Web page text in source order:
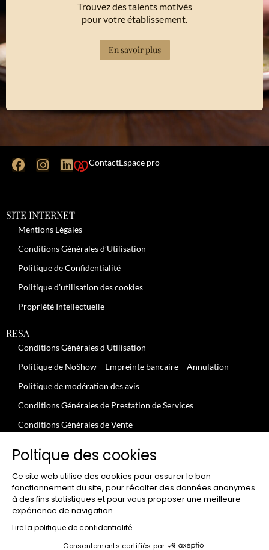
Trouvez des talents motivés
pour votre établissement.
En savoir plus
ContactEspace pro
SITE INTERNET
Mentions Légales
Conditions Générales d’Utilisation
Politique de Confidentialité
Politique d’utilisation des cookies
Propriété Intellectuelle
RESA
Conditions Générales d’Utilisation
Politique de NoShow – Empreinte bancaire – Annulation
Politique de modération des avis
Conditions Générales de Prestation de Services
Conditions Générales de Vente
JOBS
Conditions Générales – Clients Professionnels
Conditions Uilisation – Particuliers
CLUB
FGood Club – Conditions Générales d’utilisation
FGood Club – Conditions Générales de Vente
Poltique des cookies
Ce site web utilise des cookies pour assurer le bon
fonctionnement du site, pour récolter des données anonymes
à des fins statistiques et pour vous proposer une meilleure
expérience de navigation.
Lire la politique de confidentialité
Consentements certifiés par